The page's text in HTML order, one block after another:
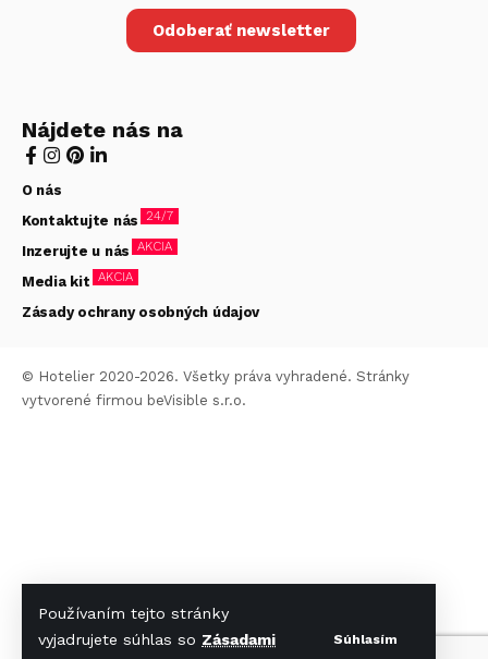
Používaním tejto stránky
vyjadrujete súhlas so Zásadami
Súhlasím
Odoberať newsletter
Nájdete nás na
O nás
Kontaktujte nás 24/7
Inzerujte u nás AKCIA
Media kit AKCIA
Zásady ochrany osobných údajov
© Hotelier 2020-2026. Všetky práva vyhradené. Stránky
vytvorené firmou beVisible s.r.o.